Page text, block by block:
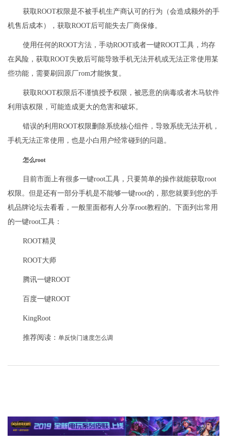
获取ROOT权限是不被手机生产商认可的行为（会造成额外的手
机售后成本），获取ROOT后可能失去厂商保修。
使用任何的ROOT方法，手动ROOT或者一键ROOT工具，均存
在风险，获取ROOT失败后可能导致手机无法开机或无法正常使用某
些功能，需要刷回原厂rom才能恢复。
获取ROOT权限后不谨慎授予权限，被恶意的病毒或者木马软件
利用该权限，可能造成更大的危害和破坏。
错误的利用ROOT权限删除系统核心组件，导致系统无法开机，
手机无法正常使用，也是小白用户经常碰到的问题。
怎么root
目前市面上有很多一键root工具，只要简单的操作就能获取root
权限。但是还有一部分手机是不能够一键root的，那您就要到您的手
机品牌论坛去看看，一般里面都有人分享root教程的。下面列出常用
的一键root工具：
ROOT精灵
ROOT大师
腾讯一键ROOT
百度一键ROOT
KingRoot
推荐阅读： 单反快门速度怎么调